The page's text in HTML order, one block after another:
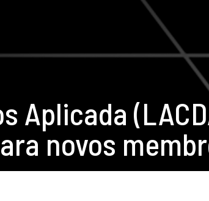
Aplicada
novos